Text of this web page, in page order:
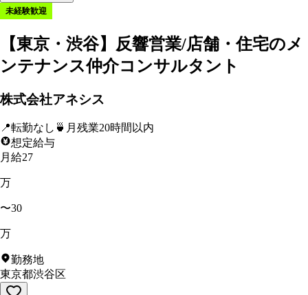
未経験歓迎
【東京・渋谷】反響営業/店舗・住宅のメ
ンテナンス仲介コンサルタント
株式会社アネシス
📍転勤なし 🍵 月残業20時間以内
想定給与
月給27
万
〜30
万
勤務地
東京都渋谷区